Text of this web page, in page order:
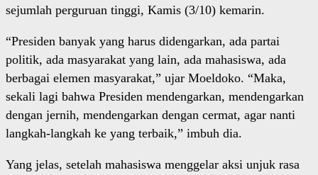
sejumlah perguruan tinggi, Kamis (3/10) kemarin.
“Presiden banyak yang harus didengarkan, ada partai
politik, ada masyarakat yang lain, ada mahasiswa, ada
berbagai elemen masyarakat,” ujar Moeldoko. “Maka,
sekali lagi bahwa Presiden mendengarkan, mendengarkan
dengan jernih, mendengarkan dengan cermat, agar nanti
langkah-langkah ke yang terbaik,” imbuh dia.
Yang jelas, setelah mahasiswa menggelar aksi unjuk rasa